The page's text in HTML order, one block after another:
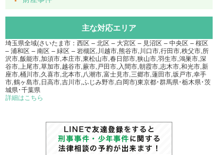
主な対応エリア
埼玉県全域(さいたま市：西区 – 北区 – 大宮区 – 見沼区 – 中央区 – 桜区
– 浦和区 – 南区 – 緑区 – 岩槻区,川越市,熊谷市,川口市,行田市,秩父市,所
沢市,飯能市,加須市,本庄市,東松山市,春日部市,狭山市,羽生市,鴻巣市,深
谷市,上尾市,草加市,越谷市,蕨市,戸田市,入間市,朝霞市,志木市,和光市,新
座市,桶川市,久喜市,北本市,八潮市,富士見市,三郷市,蓮田市,坂戸市,幸手
市,鶴ヶ島市,日高市,吉川市,ふじみ野市,白岡市)東京都･群馬県･栃木県･茨
城県･千葉県
詳細はこちら